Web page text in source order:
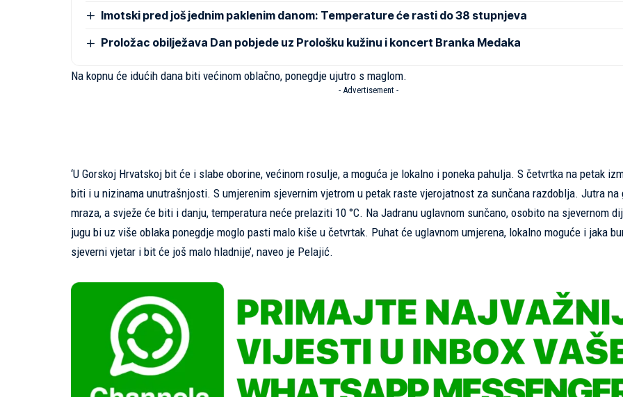
Imotski pred još jednim paklenim danom: Temperature će rasti do 38 stupnjeva
Proložac obilježava Dan pobjede uz Prološku kužinu i koncert Branka Medaka
Na kopnu će idućih dana biti većinom oblačno, ponegdje ujutro s maglom.
- Advertisement -
‘U Gorskoj Hrvatskoj bit će i slabe oborine, većinom rosulje, a moguća je lokalno i poneka pahulja. S četvrtka na petak
biti i u nizinama unutrašnjosti. S umjerenim sjevernim vjetrom u petak raste vjerojatnost za sunčana razdoblja. Jutra na
mraza, a svježe će biti i danju, temperatura neće prelaziti 10 °C. Na Jadranu uglavnom sunčano, osobito na sjevernom
jugu bi uz više oblaka ponegdje moglo pasti malo kiše u četvrtak. Puhat će uglavnom umjerena, lokalno moguće i jaka
sjeverni vjetar i bit će još malo hladnije’, naveo je Pelajić.